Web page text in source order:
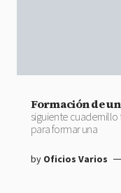
Formación de
siguiente
para formar una
by Oficios Varios